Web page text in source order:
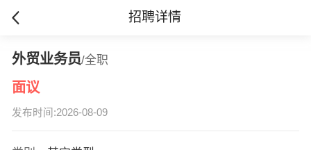
招聘详情
外贸业务员/全职
面议
发布时间:2026-08-09